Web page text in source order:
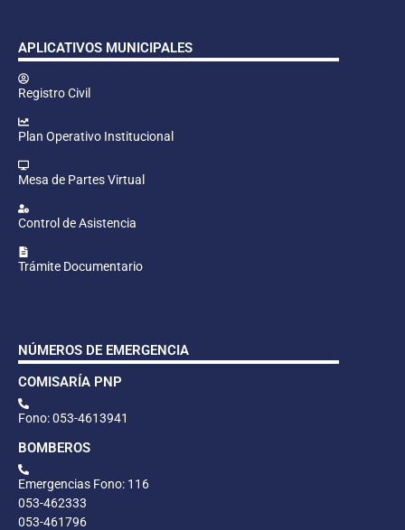
APLICATIVOS MUNICIPALES
Registro Civil
Plan Operativo Institucional
Mesa de Partes Virtual
Control de Asistencia
Trámite Documentario
NÚMEROS DE EMERGENCIA
COMISARÍA PNP
Fono: 053-4613941
BOMBEROS
Emergencias Fono: 116
053-462333
053-461796